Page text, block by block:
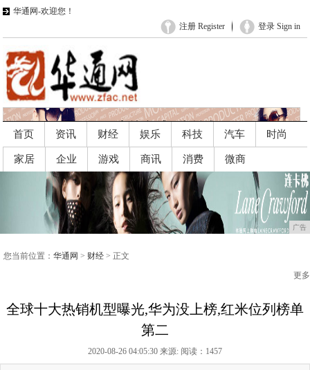
华通网-欢迎您！
登录 Sign in
注册 Register
首页 资讯 财经 娱乐 科技 汽车 时尚
家居 企业 游戏 商讯 消费 微商
广告
您当前位置： 华通网 > 财经 > 正文
更多
全球十大热销机型曝光,华为没上榜,红米位列榜单
第二
2020-08-26 04:05:30 来源: 阅读：1457